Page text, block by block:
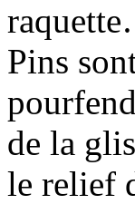
Pins
de la
le relief